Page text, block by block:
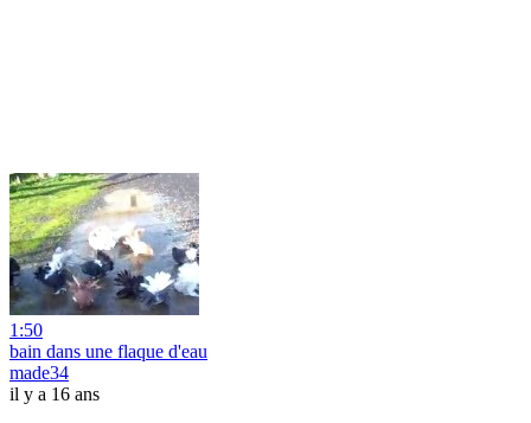
1:50
bain dans une flaque d'eau
made34
il y a 16 ans